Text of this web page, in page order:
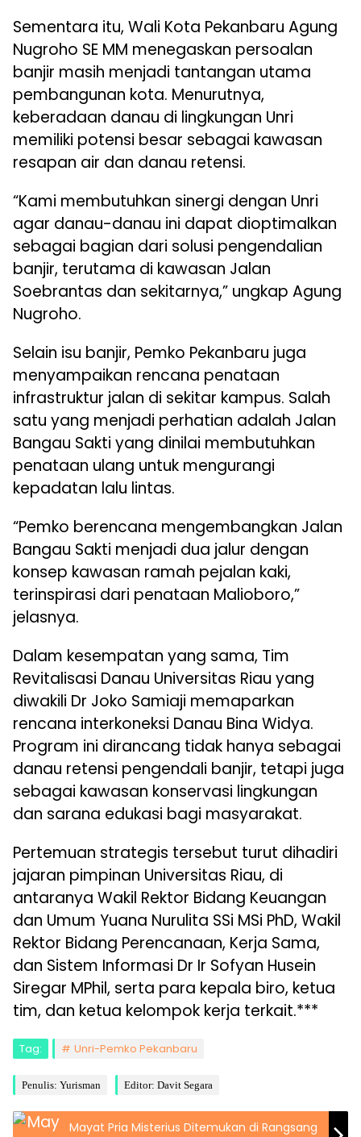
Sementara itu, Wali Kota Pekanbaru Agung
Nugroho SE MM menegaskan persoalan
banjir masih menjadi tantangan utama
pembangunan kota. Menurutnya,
keberadaan danau di lingkungan Unri
memiliki potensi besar sebagai kawasan
resapan air dan danau retensi.
“Kami membutuhkan sinergi dengan Unri
agar danau-danau ini dapat dioptimalkan
sebagai bagian dari solusi pengendalian
banjir, terutama di kawasan Jalan
Soebrantas dan sekitarnya,” ungkap Agung
Nugroho.
Selain isu banjir, Pemko Pekanbaru juga
menyampaikan rencana penataan
infrastruktur jalan di sekitar kampus. Salah
satu yang menjadi perhatian adalah Jalan
Bangau Sakti yang dinilai membutuhkan
penataan ulang untuk mengurangi
kepadatan lalu lintas.
“Pemko berencana mengembangkan Jalan
Bangau Sakti menjadi dua jalur dengan
konsep kawasan ramah pejalan kaki,
terinspirasi dari penataan Malioboro,”
jelasnya.
Dalam kesempatan yang sama, Tim
Revitalisasi Danau Universitas Riau yang
diwakili Dr Joko Samiaji memaparkan
rencana interkoneksi Danau Bina Widya.
Program ini dirancang tidak hanya sebagai
danau retensi pengendali banjir, tetapi juga
sebagai kawasan konservasi lingkungan
dan sarana edukasi bagi masyarakat.
Pertemuan strategis tersebut turut dihadiri
jajaran pimpinan Universitas Riau, di
antaranya Wakil Rektor Bidang Keuangan
dan Umum Yuana Nurulita SSi MSi PhD, Wakil
Rektor Bidang Perencanaan, Kerja Sama,
dan Sistem Informasi Dr Ir Sofyan Husein
Siregar MPhil, serta para kepala biro, ketua
tim, dan ketua kelompok kerja terkait.***
Tag: Unri-Pemko Pekanbaru
Penulis: Yurisman Editor: Davit Segara
Mayat Pria Misterius Ditemukan di Rangsang